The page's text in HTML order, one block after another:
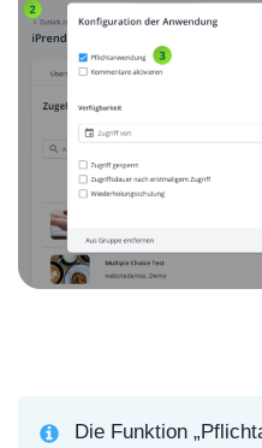
Die Funktion